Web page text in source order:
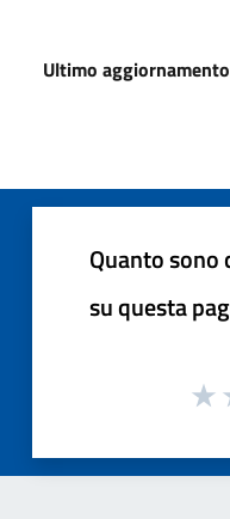
Ultimo aggiornamento
Quanto
su questa